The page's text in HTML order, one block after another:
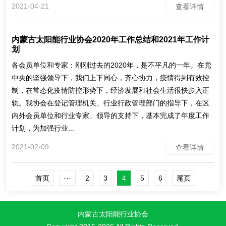
2021-04-21 查看详情
内蒙古太阳能行业协会2020年工作总结和2021年工作计
划
各会员单位和专家：刚刚过去的2020年，是不平凡的一年。在党
中央的坚强领导下，我们上下同心，齐心协力，疫情得到有效控
制，在常态化疫情防控形势下，经济发展和社会生活很快步入正
轨。我协会在登记管理机关、行业行政管理部门的指导下，在区
内外会员单位和行业专家、领导的支持下，基本完成了年度工作
计划，为加强行业...
2021-02-09 查看详情
首页 ··· 2 3 4 5 6 尾页
内蒙古太阳能行业协会